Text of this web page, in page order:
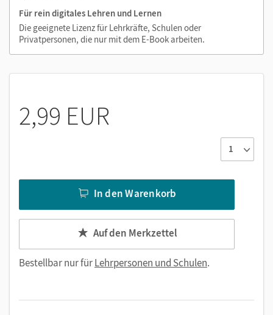
Für rein digitales Lehren und Lernen
Die geeignete Lizenz für Lehrkräfte, Schulen oder
Privatpersonen, die nur mit dem E-Book arbeiten.
2,99 EUR
In den Warenkorb
Auf den Merkzettel
Bestellbar nur fürLehrpersonen und Schulen.